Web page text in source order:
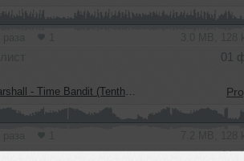
01
Bandit (Tenthu Remix) [Alter Ego Progressive]
01